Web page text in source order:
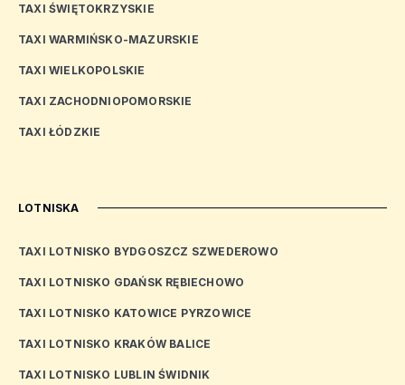
TAXI ŚWIĘTOKRZYSKIE
TAXI WARMIŃSKO-MAZURSKIE
TAXI WIELKOPOLSKIE
TAXI ZACHODNIOPOMORSKIE
TAXI ŁÓDZKIE
LOTNISKA
TAXI LOTNISKO BYDGOSZCZ SZWEDEROWO
TAXI LOTNISKO GDAŃSK RĘBIECHOWO
TAXI LOTNISKO KATOWICE PYRZOWICE
TAXI LOTNISKO KRAKÓW BALICE
TAXI LOTNISKO LUBLIN ŚWIDNIK